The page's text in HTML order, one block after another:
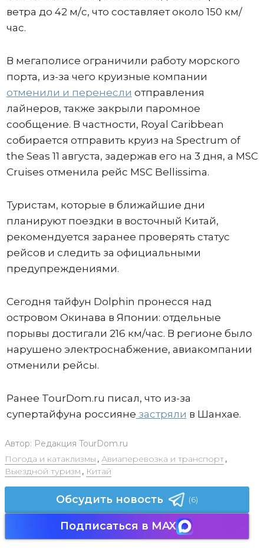
ветра до 42 м/с, что составляет около 150 км/
час.
В мегаполисе ограничили работу морского
порта, из-за чего круизные компании
отменили и перенесли отправления
лайнеров, также закрыли паромное
сообщение. В частности, Royal Caribbean
собирается отправить круиз на Spectrum of
the Seas 11 августа, задержав его на 3 дня, а MSC
Cruises отменила рейс MSC Bellissima.
Туристам, которые в ближайшие дни
планируют поездки в восточный Китай,
рекомендуется заранее проверять статус
рейсов и следить за официальными
предупреждениями.
Сегодня тайфун Dolphin пронесся над
островом Окинава в Японии: отдельные
порывы достигали 216 км/час. В регионе было
нарушено электроснабжение, авиакомпании
отменили рейсы.
Ранее TourDom.ru писал, что из-за
супертайфуна россияне застряли в Шанхае.
Автор: Редакция TourDom.ru
Погода и катаклизмы , Авиаперевозка и транспорт,
Выездной туризм , Китай
Обсудить новость (6)
Подписаться в MAX